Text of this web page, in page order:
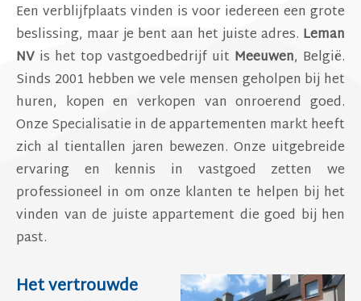
Een verblijfplaats vinden is voor iedereen een grote
beslissing, maar je bent aan het juiste adres. Leman
NV is het top vastgoedbedrijf uit Meeuwen, België.
Sinds 2001 hebben we vele mensen geholpen bij het
huren, kopen en verkopen van onroerend goed.
Onze Specialisatie in de appartementen markt heeft
zich al tientallen jaren bewezen. Onze uitgebreide
ervaring en kennis in vastgoed zetten we
professioneel in om onze klanten te helpen bij het
vinden van de juiste appartement die goed bij hen
past.
Het vertrouwde